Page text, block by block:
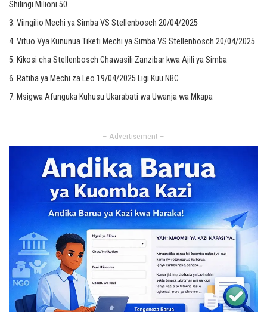
Shilingi Milioni 50
Viingilio Mechi ya Simba VS Stellenbosch 20/04/2025
Vituo Vya Kununua Tiketi Mechi ya Simba VS Stellenbosch 20/04/2025
Kikosi cha Stellenbosch Chawasili Zanzibar kwa Ajili ya Simba
Ratiba ya Mechi za Leo 19/04/2025 Ligi Kuu NBC
Msigwa Afunguka Kuhusu Ukarabati wa Uwanja wa Mkapa
– Advertisement –